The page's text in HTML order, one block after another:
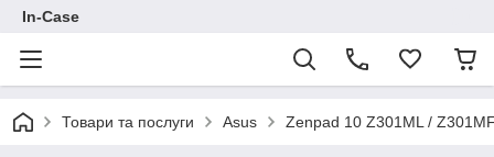
In-Case
Товари та послуги Asus Zenpad 10 Z301ML /